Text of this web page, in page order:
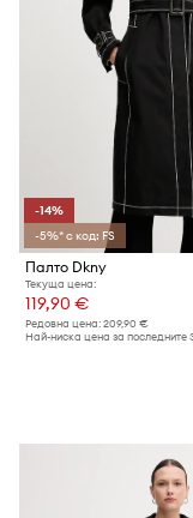
-14%
-5%* с код: FS
Палто Dkny
Текуща цена:
119,90 €
Редовна цена: 209,90 €
Най-ниска цена за последните